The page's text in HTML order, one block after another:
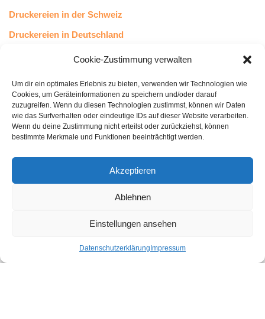
Cookie-Zustimmung verwalten
Um dir ein optimales Erlebnis zu bieten, verwenden wir Technologien wie
Cookies, um Geräteinformationen zu speichern und/oder darauf
zuzugreifen. Wenn du diesen Technologien zustimmst, können wir Daten
wie das Surfverhalten oder eindeutige IDs auf dieser Website verarbeiten.
Wenn du deine Zustimmung nicht erteilst oder zurückziehst, können
bestimmte Merkmale und Funktionen beeinträchtigt werden.
Akzeptieren
Ablehnen
Einstellungen ansehen
Datenschutzerklärung Impressum
Druckereien in der Schweiz
Druckereien in Deutschland
Druckereien in Österreich
Kundenstimmen
43Leserstimmen